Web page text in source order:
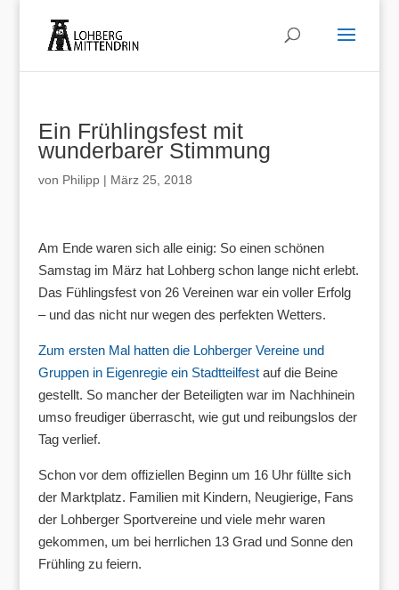
Ein Frühlingsfest mit
wunderbarer Stimmung
von Philipp| März 25, 2018
Am Ende waren sich alle einig: So einen schönen
Samstag im März hat Lohberg schon lange nicht erlebt.
Das Fühlingsfest von 26 Vereinen war ein voller Erfolg
– und das nicht nur wegen des perfekten Wetters.
Zum ersten Mal hatten die Lohberger Vereine und
Gruppen in Eigenregie ein Stadtteilfestauf die Beine
gestellt. So mancher der Beteiligten war im Nachhinein
umso freudiger überrascht, wie gut und reibungslos der
Tag verlief.
Schon vor dem offiziellen Beginn um 16 Uhr füllte sich
der Marktplatz. Familien mit Kindern, Neugierige, Fans
der Lohberger Sportvereine und viele mehr waren
gekommen, um bei herrlichen 13 Grad und Sonne den
Frühling zu feiern.